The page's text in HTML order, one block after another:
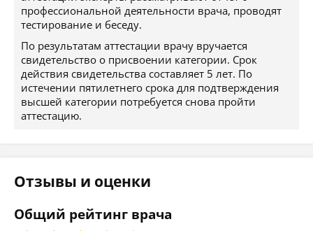
профессиональной деятельности врача, проводят
тестирование и беседу.
По результатам аттестации врачу вручается
свидетельство о присвоении категории. Срок
действия свидетельства составляет 5 лет. По
истечении пятилетнего срока для подтверждения
высшей категории потребуется снова пройти
аттестацию.
Отзывы и оценки
Общий рейтинг врача